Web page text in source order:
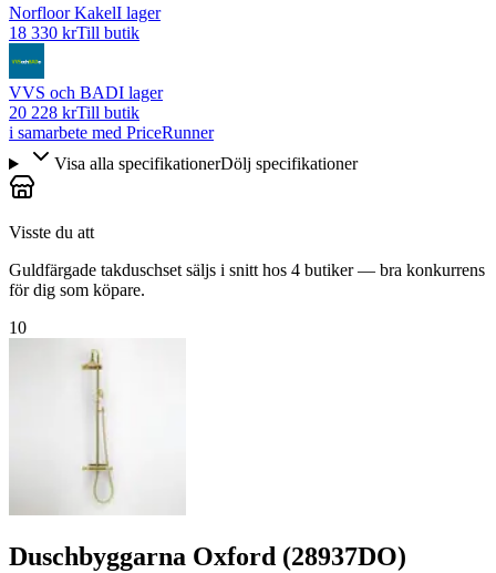
Norfloor KakelI lager
18 330 krTill butik
VVS och BADI lager
20 228 krTill butik
i samarbete med PriceRunner
Visa alla specifikationerDölj specifikationer
Visste du att
Guldfärgade takduschset säljs i snitt hos 4 butiker — bra konkurrens
för dig som köpare.
10
Duschbyggarna Oxford (28937DO)